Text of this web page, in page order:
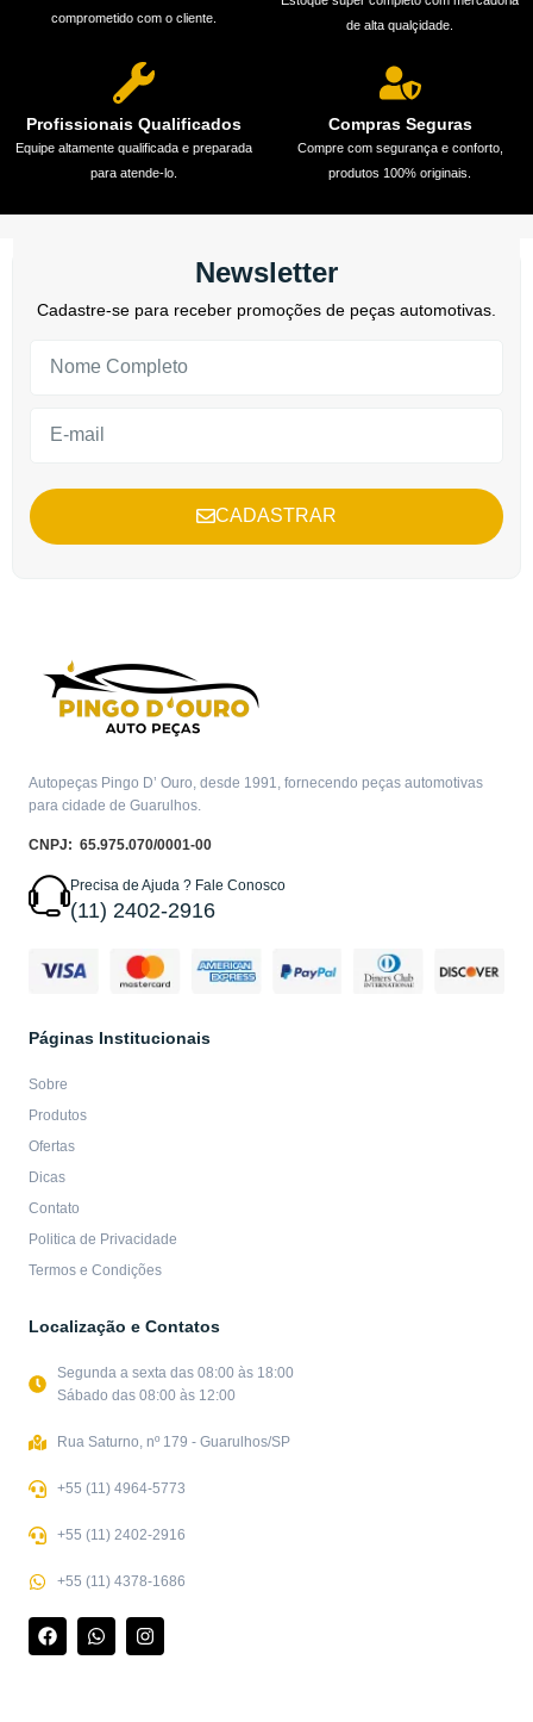
comprometido com o cliente.
de alta qualçidade.
Profissionais Qualificados
Equipe altamente qualificada e preparada
para atende-lo.
Compras Seguras
Compre com segurança e conforto,
produtos 100% originais.
Newsletter
Cadastre-se para receber promoções de peças automotivas.
CADASTRAR
Autopeças Pingo D’ Ouro, desde 1991, fornecendo peças automotivas
para cidade de Guarulhos.
CNPJ: 65.975.070/0001-00
Precisa de Ajuda ? Fale Conosco
(11) 2402-2916
Páginas Institucionais
Sobre
Produtos
Ofertas
Dicas
Contato
Politica de Privacidade
Termos e Condições
Localização e Contatos
Segunda a sexta das 08:00 às 18:00
Sábado das 08:00 às 12:00
Rua Saturno, nº 179 - Guarulhos/SP
+55 (11) 4964-5773
+55 (11) 2402-2916
+55 (11) 4378-1686